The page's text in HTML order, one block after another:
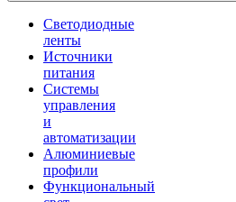
Светодиодные
ленты
Источники
питания
Системы
управления
и
автоматизации
Алюминиевые
профили
Функциональный